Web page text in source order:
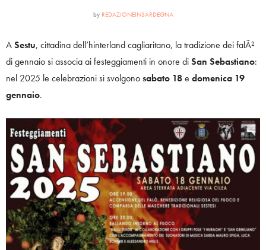
by REDAZIONEINSARDEGNA
ASestu, cittadina dell’hinterland cagliaritano, la tradizione dei falÃ²
di gennaio si associa ai festeggiamenti in onore diSan Sebastiano:
nel 2025 le celebrazioni si svolgonosabato 18e domenica 19
gennaio.